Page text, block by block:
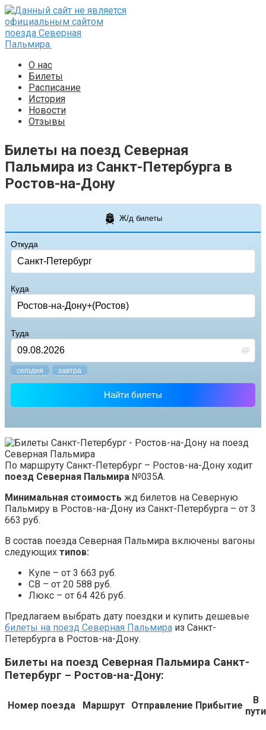
Перейти
к
контенту
О нас
Билеты
Расписание
История
Новости
Отзывы
Билеты на поезд Северная
Пальмира из Санкт-Петербурга в
Ростов-на-Дону
Ж/д билеты
Откуда
Куда
Туда
завтра
cегодня
Найти билеты
По маршруту Санкт-Петербург – Ростов-на-Дону ходит
поезд Северная Пальмира №035А.
Минимальная стоимость жд билетов на Северную
Пальмиру в Ростов-на-Дону из Санкт-Петербурга – от 3
663 руб.
В состав поезда Северная Пальмира включены вагоны
следующих типов:
Купе – от 3 663 руб.
СВ – от 20 588 руб.
Люкс – от 64 426 руб.
Предлагаем выбрать дату поездки и купить дешевые
билеты на поезд Северная Пальмира из Санкт-
Петербурга в Ростов-на-Дону.
Билеты на поезд Северная Пальмира Санкт-
Петербург – Ростов-на-Дону:
Номер поезда Маршрут Отправление Прибытие
В
пути